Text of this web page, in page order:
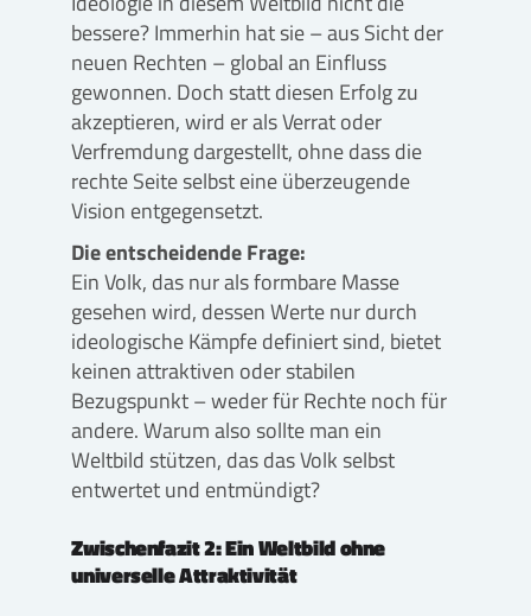
bessere? Immerhin hat sie – aus Sicht der
neuen Rechten – global an Einfluss
gewonnen. Doch statt diesen Erfolg zu
akzeptieren, wird er als Verrat oder
Verfremdung dargestellt, ohne dass die
rechte Seite selbst eine überzeugende
Vision entgegensetzt.
Die entscheidende Frage:
Ein Volk, das nur als formbare Masse
gesehen wird, dessen Werte nur durch
ideologische Kämpfe definiert sind, bietet
keinen attraktiven oder stabilen
Bezugspunkt – weder für Rechte noch für
andere. Warum also sollte man ein
Weltbild stützen, das das Volk selbst
entwertet und entmündigt?
Zwischenfazit 2: Ein Weltbild ohne
universelle Attraktivität